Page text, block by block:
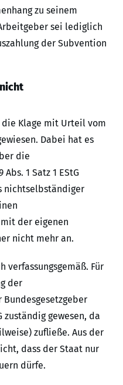
zu seinem
sei lediglich
der Subvention
die Klage mit Urteil vom
Dabei hat es
die
1 Satz 1 EStG
nichtselbständiger
mit der eigenen
nicht mehr an.
verfassungsgemäß. Für
der
zuständig gewesen, da
zufließe. Aus der
dass der Staat nur
dürfe.